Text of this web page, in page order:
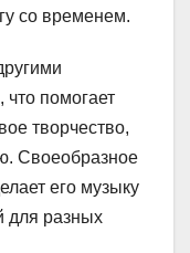
со временем.
помогает
творчество,
Своеобразное
его музыку
для разных